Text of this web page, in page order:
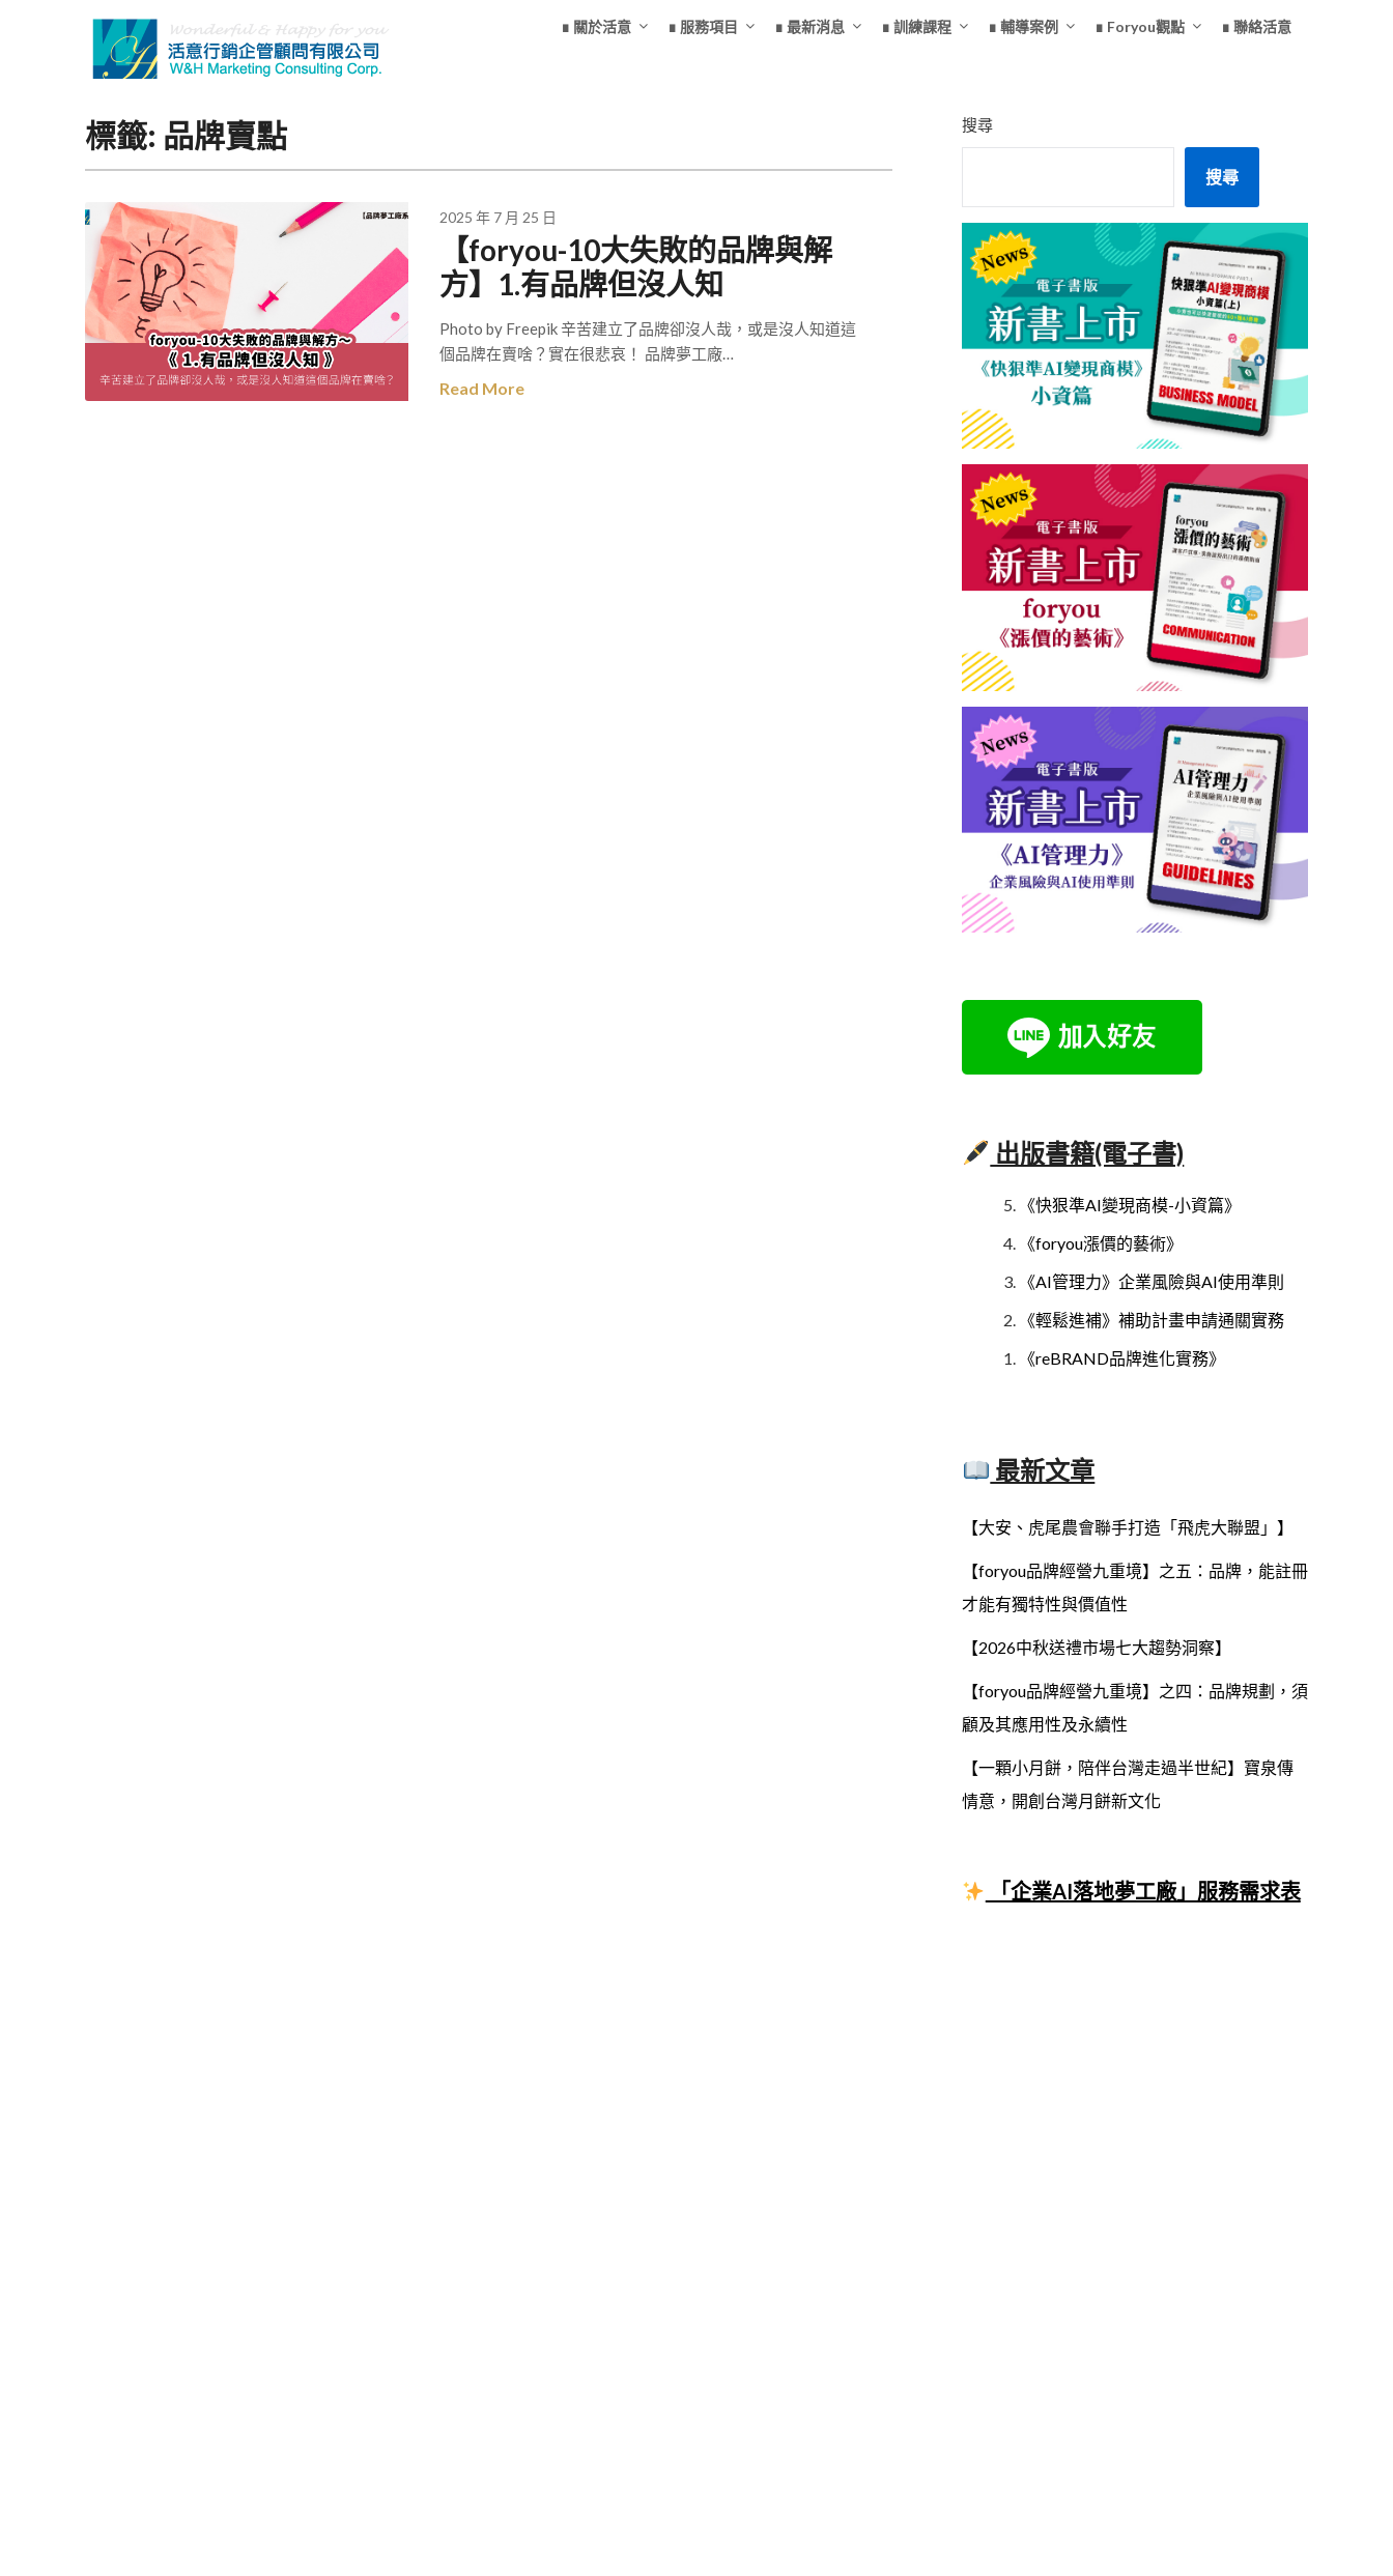
∎ 關於活意 ∎ 服務項目 ∎ 最新消息 ∎ 訓練課程 ∎ 輔導案例 ∎ Foryou觀點 ∎ 聯絡活意
標籤: 品牌賣點
2025 年 7 月 25 日
【foryou-10大失敗的品牌與解
方】1.有品牌但沒人知
Photo by Freepik 辛苦建立了品牌卻沒人哉，或是沒人知道這
個品牌在賣啥？實在很悲哀！ 品牌夢工廠…
Read More
搜尋
搜尋
出版書籍(電子書)
《快狠準AI變現商模-小資篇》
《foryou漲價的藝術》
《AI管理力》企業風險與AI使用準則
《輕鬆進補》補助計畫申請通關實務
《reBRAND品牌進化實務》
最新文章
【大安、虎尾農會聯手打造「飛虎大聯盟」】
【foryou品牌經營九重境】之五：品牌，能註冊
才能有獨特性與價值性
【2026中秋送禮市場七大趨勢洞察】
【foryou品牌經營九重境】之四：品牌規劃，須
顧及其應用性及永續性
【一顆小月餅，陪伴台灣走過半世紀】寶泉傳
情意，開創台灣月餅新文化
「企業AI落地夢工廠」服務需求表